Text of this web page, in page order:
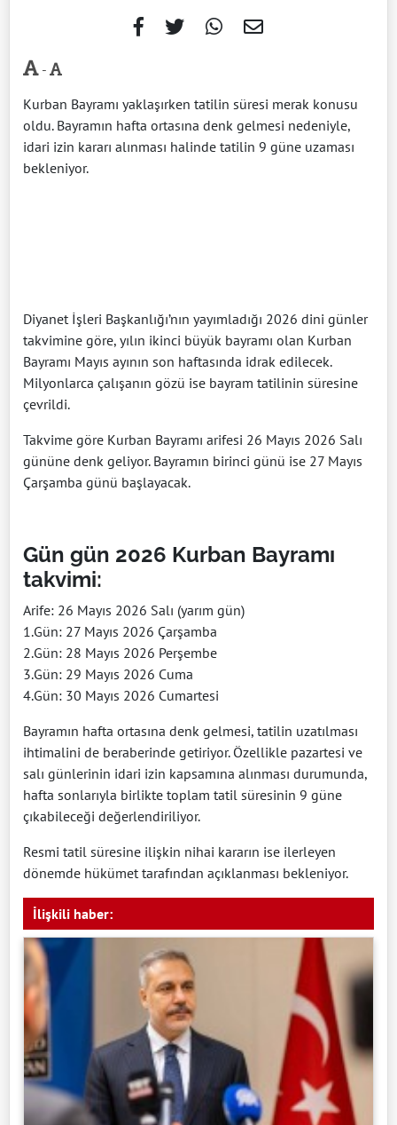
-
Kurban Bayramı yaklaşırken tatilin süresi merak konusu
oldu. Bayramın hafta ortasına denk gelmesi nedeniyle,
idari izin kararı alınması halinde tatilin 9 güne uzaması
bekleniyor.
Diyanet İşleri Başkanlığı’nın yayımladığı 2026 dini günler
takvimine göre, yılın ikinci büyük bayramı olan Kurban
Bayramı Mayıs ayının son haftasında idrak edilecek.
Milyonlarca çalışanın gözü ise bayram tatilinin süresine
çevrildi.
Takvime göre Kurban Bayramı arifesi 26 Mayıs 2026 Salı
gününe denk geliyor. Bayramın birinci günü ise 27 Mayıs
Çarşamba günü başlayacak.
Gün gün 2026 Kurban Bayramı
takvimi:
Arife: 26 Mayıs 2026 Salı (yarım gün)
1.Gün: 27 Mayıs 2026 Çarşamba
2.Gün: 28 Mayıs 2026 Perşembe
3.Gün: 29 Mayıs 2026 Cuma
4.Gün: 30 Mayıs 2026 Cumartesi
Bayramın hafta ortasına denk gelmesi, tatilin uzatılması
ihtimalini de beraberinde getiriyor. Özellikle pazartesi ve
salı günlerinin idari izin kapsamına alınması durumunda,
hafta sonlarıyla birlikte toplam tatil süresinin 9 güne
çıkabileceği değerlendiriliyor.
Resmi tatil süresine ilişkin nihai kararın ise ilerleyen
dönemde hükümet tarafından açıklanması bekleniyor.
İlişkili haber: